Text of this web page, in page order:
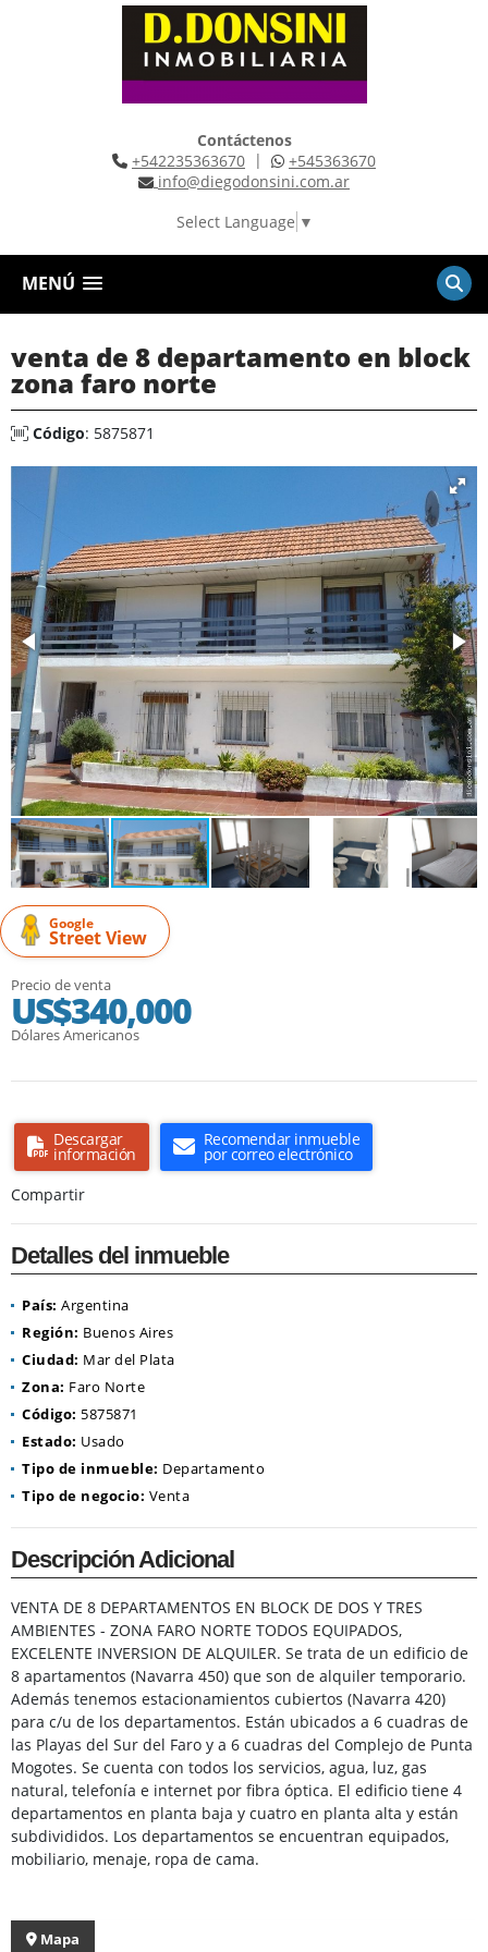
Contáctenos
+542235363670 |
+545363670
info@diegodonsini.com.ar
Select Language ▼
MENÚ
venta de 8 departamento en block
zona faro norte
Código: 5875871
Google
Street View
Precio de venta
US$340,000
Dólares Americanos
Descargar
información
Recomendar inmueble
por correo electrónico
Compartir
Detalles del inmueble
País: Argentina
Región: Buenos Aires
Ciudad: Mar del Plata
Zona: Faro Norte
Código: 5875871
Estado: Usado
Tipo de inmueble: Departamento
Tipo de negocio: Venta
Descripción Adicional
VENTA DE 8 DEPARTAMENTOS EN BLOCK DE DOS Y TRES
AMBIENTES - ZONA FARO NORTE TODOS EQUIPADOS,
EXCELENTE INVERSION DE ALQUILER. Se trata de un edificio de
8 apartamentos (Navarra 450) que son de alquiler temporario.
Además tenemos estacionamientos cubiertos (Navarra 420)
para c/u de los departamentos. Están ubicados a 6 cuadras de
las Playas del Sur del Faro y a 6 cuadras del Complejo de Punta
Mogotes. Se cuenta con todos los servicios, agua, luz, gas
natural, telefonía e internet por fibra óptica. El edificio tiene 4
departamentos en planta baja y cuatro en planta alta y están
subdivididos. Los departamentos se encuentran equipados,
mobiliario, menaje, ropa de cama.
Mapa